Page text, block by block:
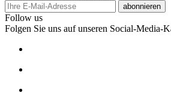
abonnieren
Follow us
Folgen Sie uns auf unseren Social-Media-